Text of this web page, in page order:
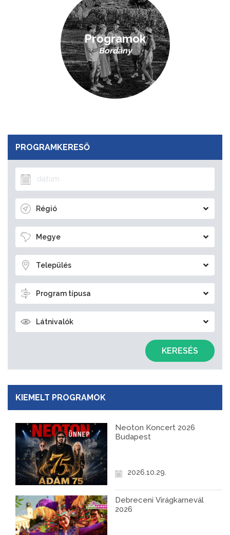
PROGRAMKERESŐ
Régió
Megye
Település
Program típusa
Látnivalók
KERESÉS
KIEMELT PROGRAMOK
Neoton Koncert 2026
Budapest
2026.10.29.
Debreceni Virágkarnevál
2026
Programok
Bordány